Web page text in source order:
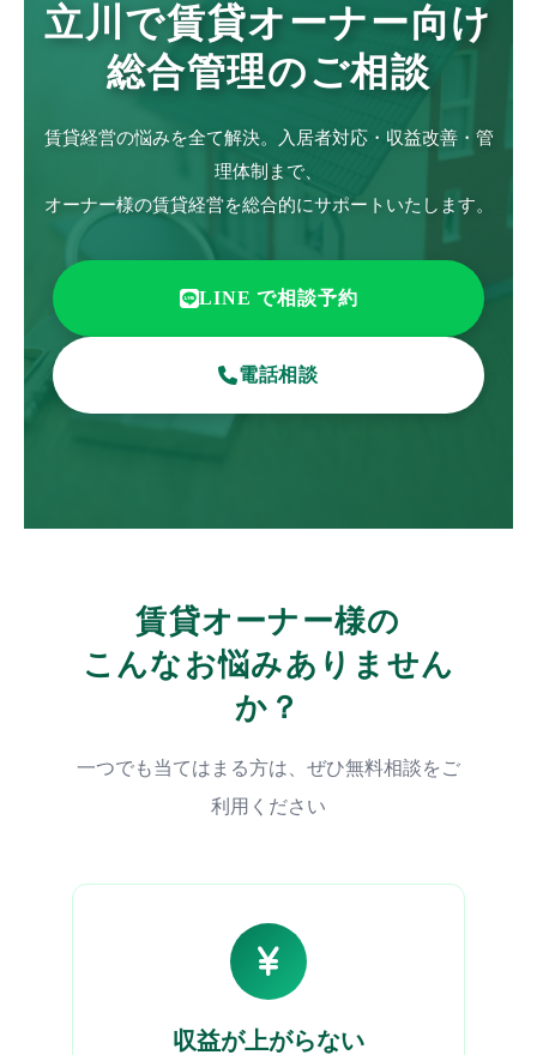
立川で賃貸オーナー向け
総合管理のご相談
賃貸経営の悩みを全て解決。入居者対応・収益改善・管
理体制まで、
オーナー様の賃貸経営を総合的にサポートいたします。
LINE で相談予約
電話相談
賃貸オーナー様の
こんなお悩みありません
か？
一つでも当てはまる方は、ぜひ無料相談をご
利用ください
収益が上がらない